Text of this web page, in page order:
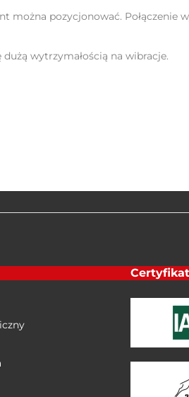
pozycjonować. Połączenie
wytrzymałością na wibracje.